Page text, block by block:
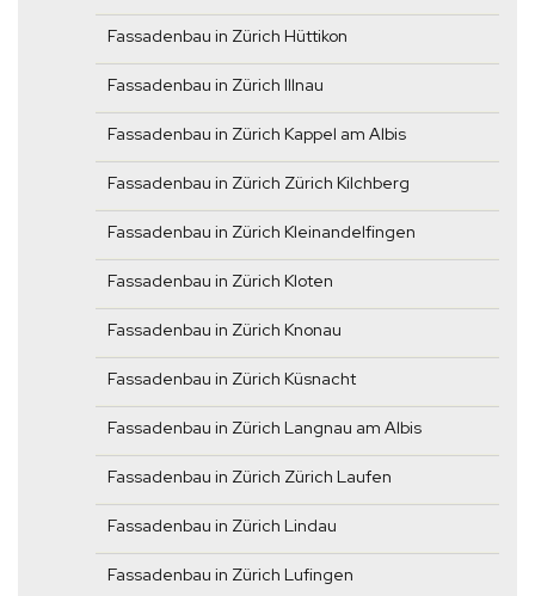
Fassadenbau in Zürich Hüttikon
Fassadenbau in Zürich Illnau
Fassadenbau in Zürich Kappel am Albis
Fassadenbau in Zürich Zürich Kilchberg
Fassadenbau in Zürich Kleinandelfingen
Fassadenbau in Zürich Kloten
Fassadenbau in Zürich Knonau
Fassadenbau in Zürich Küsnacht
Fassadenbau in Zürich Langnau am Albis
Fassadenbau in Zürich Zürich Laufen
Fassadenbau in Zürich Lindau
Fassadenbau in Zürich Lufingen